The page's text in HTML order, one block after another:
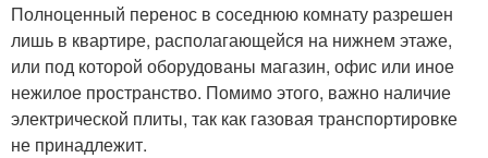
Полноценный перенос в соседнюю комнату разрешен
лишь в квартире, располагающейся на нижнем этаже,
или под которой оборудованы магазин, офис или иное
нежилое пространство. Помимо этого, важно наличие
электрической плиты, так как газовая транспортировке
не принадлежит.